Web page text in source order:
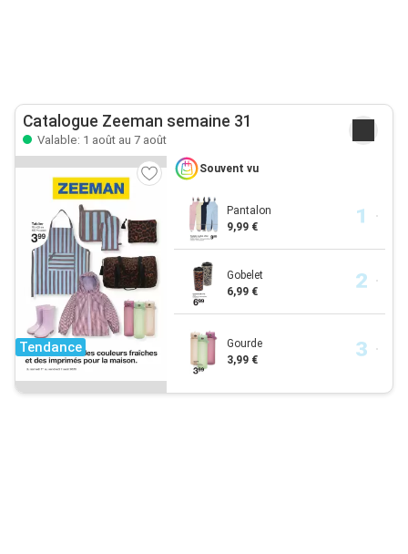
Catalogue Zeeman semaine 31
Valable: 1 août au 7 août
Tendance
Souvent vu
Pantalon
9,99 €
Gobelet
6,99 €
Gourde
3,99 €